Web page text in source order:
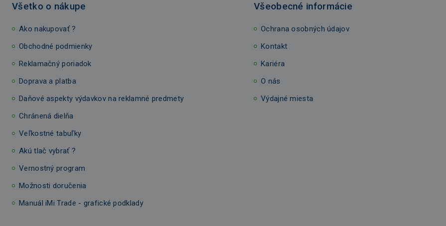
Všetko o nákupe
Ako nakupovať ?
Obchodné podmienky
Reklamačný poriadok
Doprava a platba
Daňové aspekty výdavkov na reklamné predmety
Chránená dielňa
Veľkostné tabuľky
Akú tlač vybrať ?
Vernostný program
Možnosti doručenia
Manuál iMi Trade - grafické podklady
Všeobecné informácie
Ochrana osobných údajov
Kontakt
Kariéra
O nás
Výdajné miesta